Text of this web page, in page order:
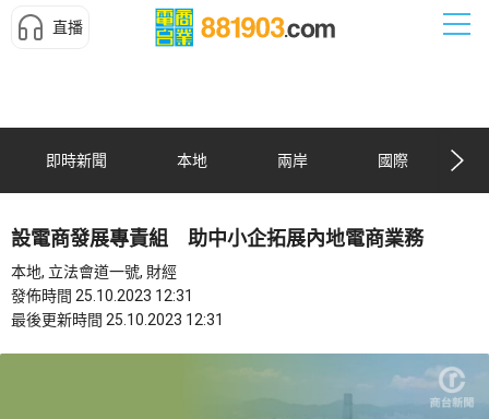
直播
即時新聞 本地 兩岸 國際
設電商發展專責組 助中小企拓展內地電商業務
本地, 立法會道一號, 財經
發佈時間 25.10.2023 12:31
最後更新時間 25.10.2023 12:31